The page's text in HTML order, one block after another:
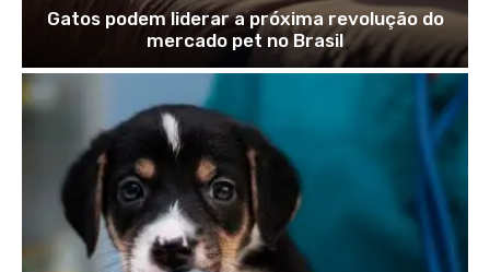
Gatos podem liderar a próxima revolução do
mercado pet no Brasil